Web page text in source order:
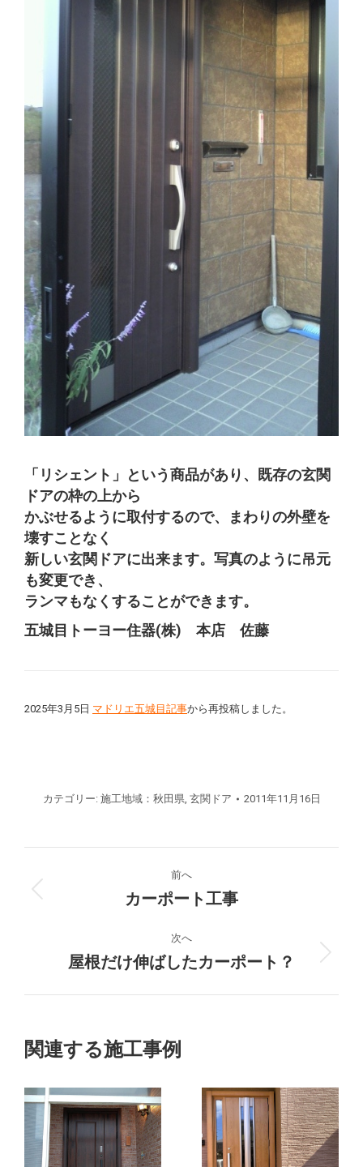
「リシェント」という商品があり、既存の玄関
ドアの枠の上から
かぶせるように取付するので、まわりの外壁を
壊すことなく
新しい玄関ドアに出来ます。写真のように吊元
も変更でき、
ランマもなくすることができます。
五城目トーヨー住器(株) 本店 佐藤
2025年3月5日 マドリエ五城目記事から再投稿しました。
カテゴリー: 施工地域：秋田県 玄関ドア 2011年11月16日
ロ
ク
ト
ナ
ビ
前へ
前
プ
ロ
ェ
ト:
カーポート工事
次へ
次
ジ
ェ
屋根だけ伸ばしたカーポート？
関連する施工事例